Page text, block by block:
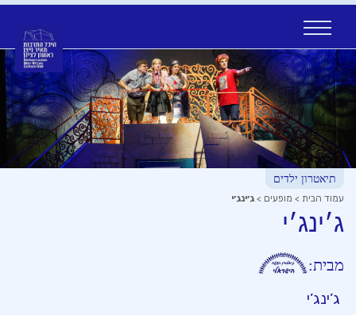
Skip
to
content
תיאטרון ילדים
עמוד הבית > מופעים > ג׳ינג׳י
ג׳ינג׳י
מבית:
ג’ינג’י